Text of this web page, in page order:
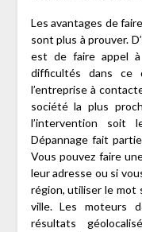
Les avantages de
sont plus à prouver.
est de faire appel
difficultés dans ce
l’entreprise à
société la plus
l’intervention soit
Dépannage fait
Vous pouvez faire
leur adresse ou si
région, utiliser le mot
ville. Les moteurs
résultats